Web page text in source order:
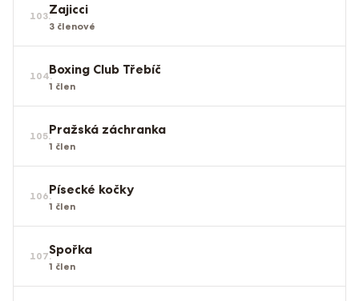
103.Zajicci
3 členové
104.Boxing Club Třebíč
1 člen
105.Pražská záchranka
1 člen
106.Písecké kočky
1 člen
107.Spořka
1 člen